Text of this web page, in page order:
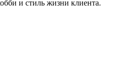
и стиль жизни клиента.